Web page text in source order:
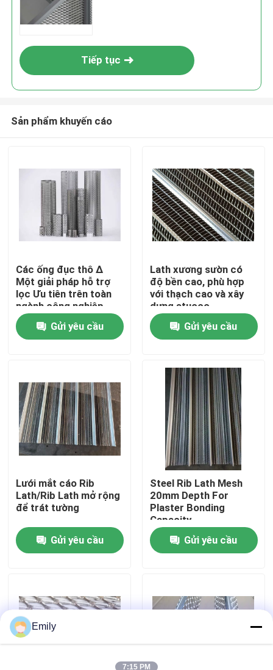
Nhà
Về chúng tôi
Chuyến tham quan nhà máy
Liên hệ với chúng tôi
Tin tức
Lưới kim loại mở rộng
Tiếp tục
Sản phẩm khuyến cáo
Các ống đục thô ∆
Một giải pháp hỗ trợ
lọc Ưu tiên trên toàn
ngành công nghiệp
Gửi yêu cầu
Lath xương sườn có
độ bền cao, phù hợp
với thạch cao và xây
dựng stucco
Gửi yêu cầu
Lưới mắt cáo Rib
Lath/Rib Lath mở rộng
để trát tường
Gửi yêu cầu
Steel Rib Lath Mesh
20mm Depth For
Plaster Bonding
Capacity
Gửi yêu cầu
Emily
7:15 PM